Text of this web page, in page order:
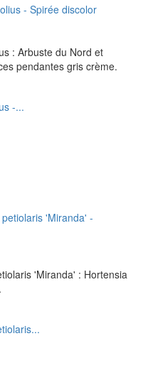
: Arbuste du Nord et
pendantes gris crème.
-...
'Miranda' : Hortensia